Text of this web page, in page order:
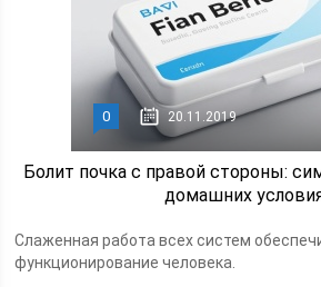
0 20.11.2019
Болит почка с правой стороны:
домашних
Слаженная работа всех систем
функционирование человека.